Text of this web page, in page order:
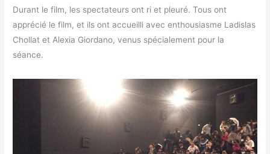
Durant le film, les spectateurs ont ri et pleuré. Tous ont
apprécié le film, et ils ont accueilli avec enthousiasme Ladislas
Chollat et Alexia Giordano, venus spécialement pour la
séance.